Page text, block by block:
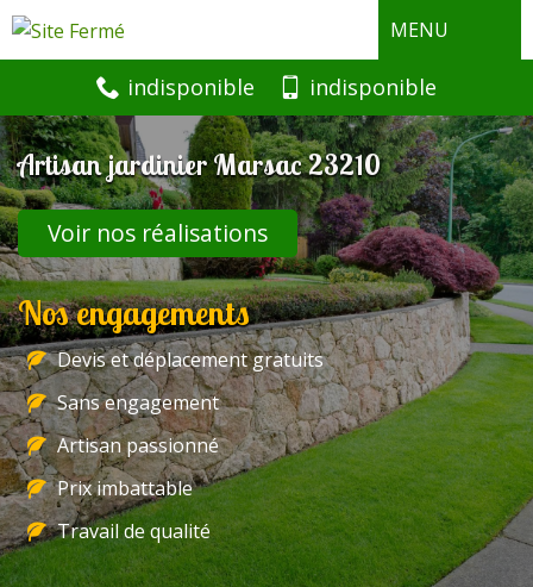
MENU
indisponible indisponible
Artisan jardinier Marsac 23210
Voir nos réalisations
Nos engagements
Devis et déplacement gratuits
Sans engagement
Artisan passionné
Prix imbattable
Travail de qualité